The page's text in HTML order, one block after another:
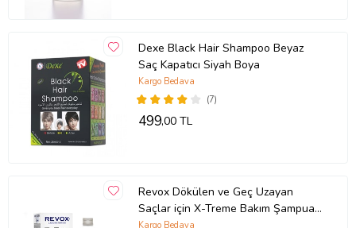
Dexe Black Hair Shampoo Beyaz
Saç Kapatıcı Siyah Boya
(7)
Kargo Bedava
499,00 TL
Revox Dökülen ve Geç Uzayan
Saçlar için X-Treme Bakım Şampuanı
Kargo Bedava